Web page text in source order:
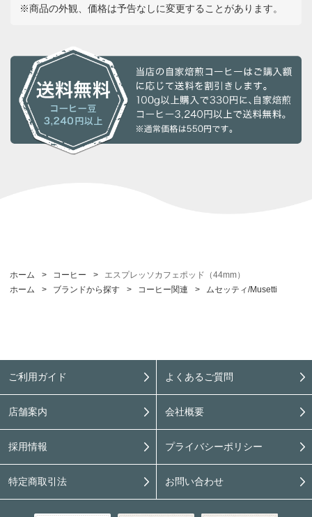
※商品の外観、価格は予告なしに変更することがあります。
ホーム > コーヒー >
エスプレッソカフェポッド（44mm）
ホーム
> ブランドから探す > コーヒー関連 > ムセッティ/Musetti
ご利用ガイド よくあるご質問
店舗案内 会社概要
採用情報 プライバシーポリシー
特定商取引法 お問い合わせ